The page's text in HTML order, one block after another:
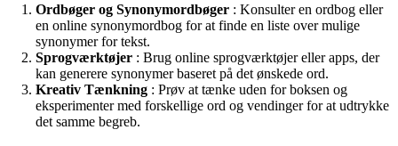
Ordbøger og Synonymordbøger : Konsulter en ordbog eller
en online synonymordbog for at finde en liste over mulige
synonymer for tekst.
Sprogværktøjer : Brug online sprogværktøjer eller apps, der
kan generere synonymer baseret på det ønskede ord.
Kreativ Tænkning : Prøv at tænke uden for boksen og
eksperimenter med forskellige ord og vendinger for at udtrykke
det samme begreb.